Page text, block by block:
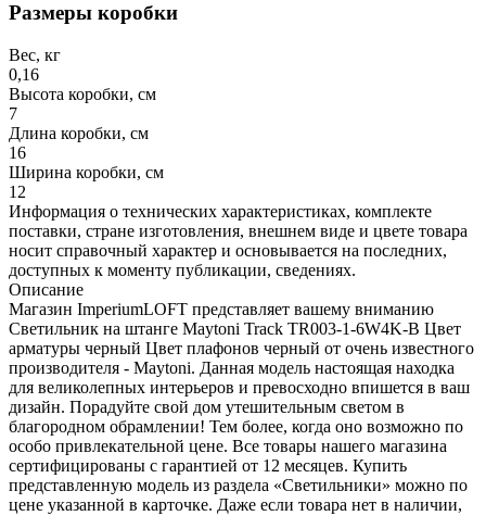
Размеры коробки
Вес, кг
0,16
Высота коробки, см
7
Длина коробки, см
16
Ширина коробки, см
12
Информация о технических характеристиках, комплекте
поставки, стране изготовления, внешнем виде и цвете товара
носит справочный характер и основывается на последних,
доступных к моменту публикации, сведениях.
Описание
Магазин ImperiumLOFT представляет вашему вниманию
Светильник на штанге Maytoni Track TR003-1-6W4K-B Цвет
арматуры черный Цвет плафонов черный от очень известного
производителя - Maytoni. Данная модель настоящая находка
для великолепных интерьеров и превосходно впишется в ваш
дизайн. Порадуйте свой дом утешительным светом в
благородном обрамлении! Тем более, когда оно возможно по
особо привлекательной цене. Все товары нашего магазина
сертифицированы с гарантией от 12 месяцев. Купить
представленную модель из раздела «Светильники» можно по
цене указанной в карточке. Даже если товара нет в наличии,